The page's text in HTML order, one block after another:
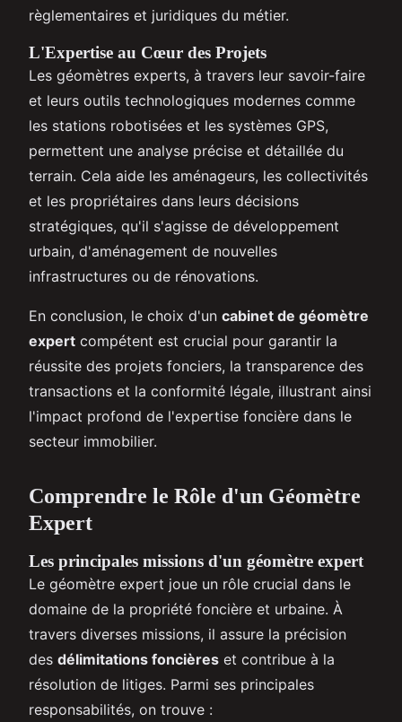
règlementaires et juridiques du métier.
L'Expertise au Cœur des Projets
Les géomètres experts, à travers leur savoir-faire
et leurs outils technologiques modernes comme
les stations robotisées et les systèmes GPS,
permettent une analyse précise et détaillée du
terrain. Cela aide les aménageurs, les collectivités
et les propriétaires dans leurs décisions
stratégiques, qu'il s'agisse de développement
urbain, d'aménagement de nouvelles
infrastructures ou de rénovations.
En conclusion, le choix d'un cabinet de géomètre
expert compétent est crucial pour garantir la
réussite des projets fonciers, la transparence des
transactions et la conformité légale, illustrant ainsi
l'impact profond de l'expertise foncière dans le
secteur immobilier.
Comprendre le Rôle d'un Géomètre
Expert
Les principales missions d'un géomètre expert
Le géomètre expert joue un rôle crucial dans le
domaine de la propriété foncière et urbaine. À
travers diverses missions, il assure la précision
des délimitations foncières et contribue à la
résolution de litiges. Parmi ses principales
responsabilités, on trouve :